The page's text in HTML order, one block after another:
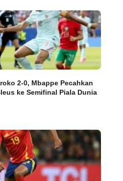
2-0, Mbappe Pecahkan
ke Semifinal Piala Dunia